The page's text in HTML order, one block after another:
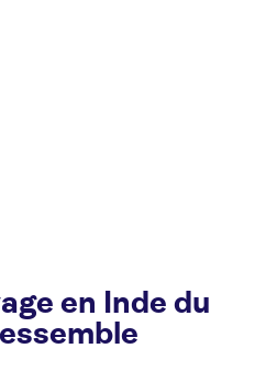
en Inde du